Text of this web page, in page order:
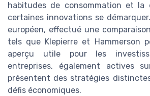
habitudes de consommation et la
certaines innovations se
européen, effectué une
tels que Klepierre et Hammerson
aperçu utile pour les
entreprises, également actives
présentent des stratégies
défis économiques.